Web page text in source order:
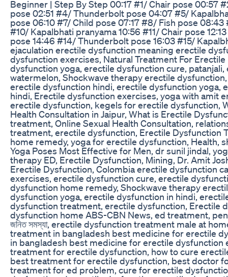
Beginner | Step By Step 00:17 #1/ Chair pose 00:57
pose 02:51 #4/ Thunderbolt pose 04:07 #5/
pose 06:10 #7/ Child pose 07:17 #8/ Fish pose
#10/ Kapalbhati pranyama 10:56 #11/ Chair pose
pose 14:46 #14/ Thunderbolt pose 16:03 #15/
ejaculation erectile dysfunction meaning erectile
dysfunction exercises, Natural Treatment For
dysfunction yoga, erectile dysfunction cure,
watermelon, Shockwave therapy erectile
erectile dysfunction hindi, erectile dysfunction yoga,
hindi, Erectile dysfunction exercises, yoga with amit
erectile dysfunction, kegels for erectile dysfunction,
Health Consultation in Jaipur, What is Erectile
treatment, Online Sexual Health Consultation,
treatment, erectile dysfunction, Erectile Dysfunction
home remedy, yoga for erectile dysfunction, Health,
Yoga Poses Most Effective for Men, dr sunil jindal,
therapy ED, Erectile Dysfunction, Mining, Dr. Amit
Erectile Dysfunction, Colombia erectile dysfunction
exercises, erectile dysfunction cure, erectile
dysfunction home remedy, Shockwave therapy
dysfunction yoga, erectile dysfunction in hindi,
dysfunction treatment, erectile dysfunction, Erectile
dysfunction home ABS-CBN News, ed treatment,
জনিত সমস্যা, erectile dysfunction treatment male at
treatment in bangladesh best medicine for erectile
in bangladesh best medicine for erectile dysfunction
treatment for erectile dysfunction, how to cure
best treatment for erectile dysfunction, best doctor
treatment for ed problem, cure for erectile